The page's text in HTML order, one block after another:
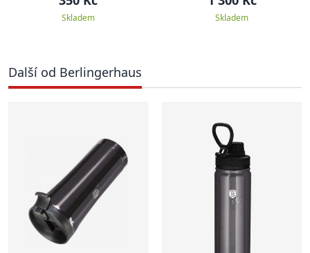
Skladem Skladem
Další od Berlingerhaus